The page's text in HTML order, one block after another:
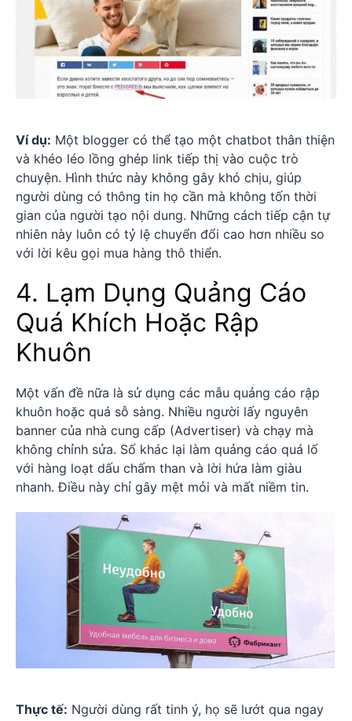
Ví dụ: Một blogger có thể tạo một chatbot thân thiện
và khéo léo lồng ghép link tiếp thị vào cuộc trò
chuyện. Hình thức này không gây khó chịu, giúp
người dùng có thông tin họ cần mà không tốn thời
gian của người tạo nội dung. Những cách tiếp cận tự
nhiên này luôn có tỷ lệ chuyển đổi cao hơn nhiều so
với lời kêu gọi mua hàng thô thiển.
4. Lạm Dụng Quảng Cáo
Quá Khích Hoặc Rập
Khuôn
Một vấn đề nữa là sử dụng các mẫu quảng cáo rập
khuôn hoặc quá sỗ sàng. Nhiều người lấy nguyên
banner của nhà cung cấp (Advertiser) và chạy mà
không chỉnh sửa. Số khác lại làm quảng cáo quá lố
với hàng loạt dấu chấm than và lời hứa làm giàu
nhanh. Điều này chỉ gây mệt mỏi và mất niềm tin.
Thực tế: Người dùng rất tinh ý, họ sẽ lướt qua ngay